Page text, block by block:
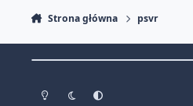
Strona główna psvr
Light ModeDark ModeSystem Preference